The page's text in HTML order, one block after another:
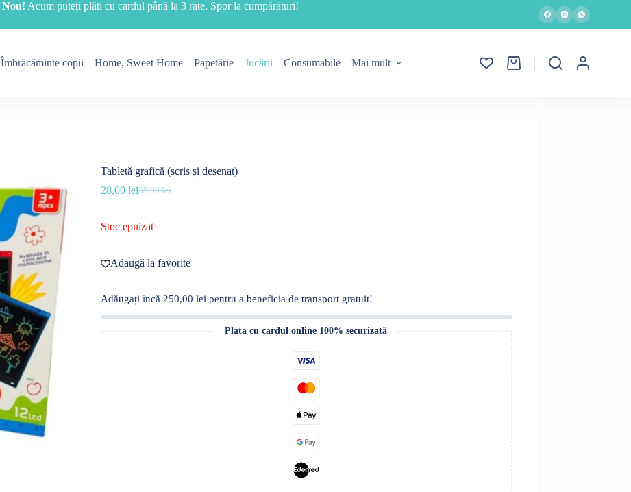
Nou! Acum puteți plăti cu cardul până la 3 rate. Spor la cumpărături!
Îmbrăcăminte copii Home, Sweet Home Papetărie Jucării Consumabile Mai mult
Coș
Tabletă grafică (scris și desenat)
35,00lei
Prețul
a
fost:
28,00leiPrețul
este:
28,00 lei.
Stoc epuizat
Adaugă la favorite
Adăugați încă250,00lei pentru a beneficia de transport gratuit!
Plata cu cardul online 100% securizată